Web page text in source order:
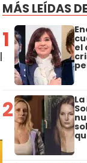
MÁS LEÍDAS
1 el
2